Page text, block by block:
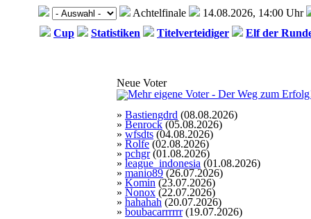
Achtelfinale
14.08.2026, 14:00 Uhr
Cup
Statistiken Titelverteidiger Elf der
Neue Voter
» Bastiengdrd (08.08.2026)
» Benrock (05.08.2026)
» wfsdts (04.08.2026)
» Rolfe (02.08.2026)
» pchgr(01.08.2026)
» league_indonesia (01.08.2026)
» manio89 (26.07.2026)
» Komin (23.07.2026)
» Nonox (22.07.2026)
» hahahah (20.07.2026)
» boubacarrrrrr(19.07.2026)